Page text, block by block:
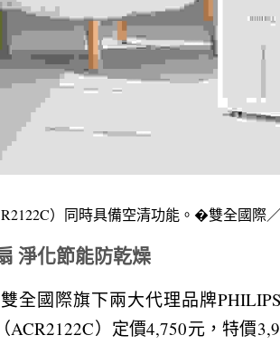
）同時具備空清功能。�雙全國際
淨化節能防乾燥
全國際旗下兩大代理品牌
ACR2122C）定價4,750元，特價